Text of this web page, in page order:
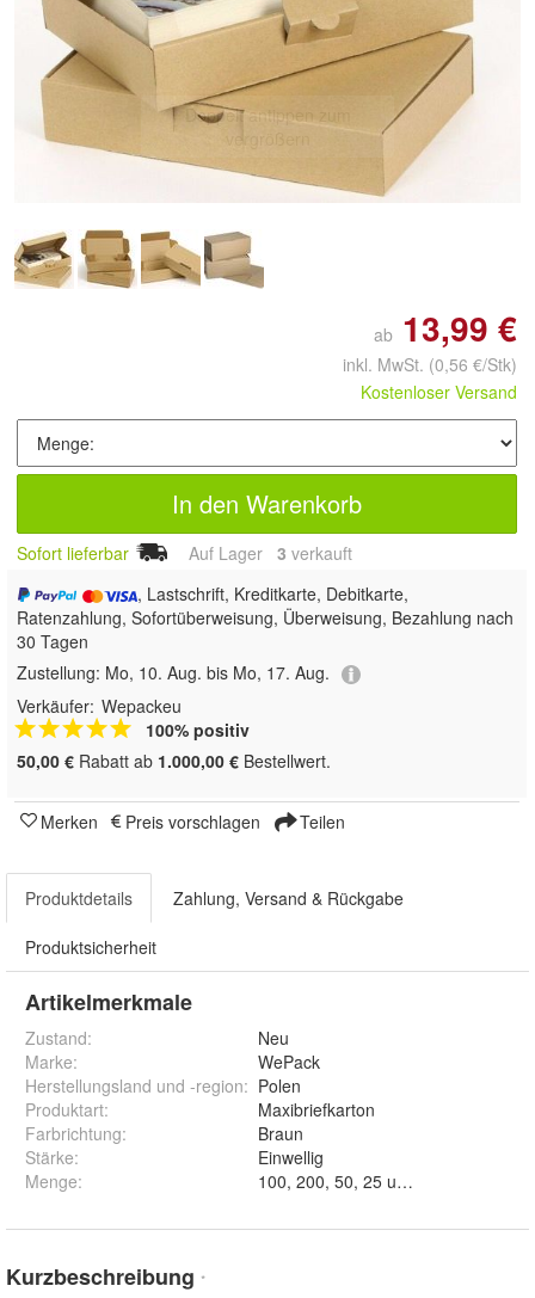
Doppelt antippen zum
vergrößern
ab 13,99 €
inkl. MwSt. (0,56 €/Stk)
Kostenloser Versand
In den Warenkorb
Sofort lieferbar Auf Lager 3 verkauft
, Lastschrift, Kreditkarte, Debitkarte,
Ratenzahlung, Sofortüberweisung, Überweisung, Bezahlung nach
30 Tagen
Zustellung: Mo, 10. Aug. bis Mo, 17. Aug.
Verkäufer: Wepackeu
100% positiv
50,00 € Rabatt ab 1.000,00 € Bestellwert.
Merken Preis vorschlagen Teilen
Produktdetails Zahlung, Versand & Rückgabe
Produktsicherheit
Artikelmerkmale
Zustand:
Neu
Marke:
WePack
Herstellungsland und -region: Polen
Produktart:
Maxibriefkarton
Farbrichtung:
Braun
Stärke:
Einwellig
Menge:
Kurzbeschreibung *